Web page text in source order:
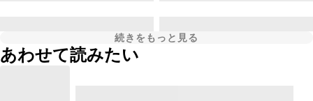
続きをもっと見る
あわせて読みたい